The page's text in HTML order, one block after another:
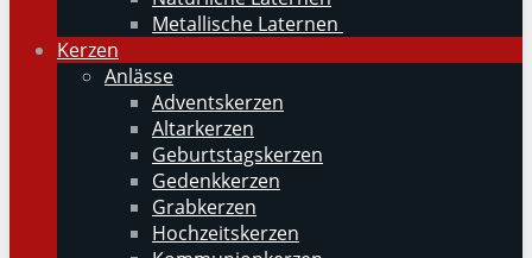
Metallische Laternen
Kerzen
Anlässe
Adventskerzen
Altarkerzen
Geburtstagskerzen
Gedenkkerzen
Grabkerzen
Hochzeitskerzen